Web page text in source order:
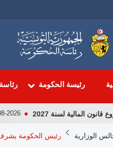
رئيسة الحكومة
المالية لسنة 2027 08-2026
الوزارية رئيس الحكومة